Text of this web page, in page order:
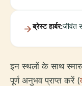
ब्रेस्ट हार्बर:जीवंत
इन स्थलों के साथ
पूर्ण अनुभव प्राप्त करें (